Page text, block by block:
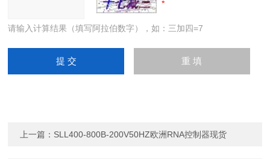
请输入计算结果（填写阿拉伯数字），如：三加四=7
上一篇： SLL400-800B-200V50HZ欧洲RNA控制器现货